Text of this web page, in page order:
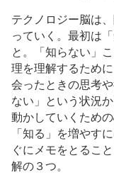
テクノロジー脳は
っていく。最初は
と。「知らない」
理を理解するため
会ったときの思考
ない」という状況
動かしていくため
「知る」を増やす
ぐにメモをとるこ
解の３つ。